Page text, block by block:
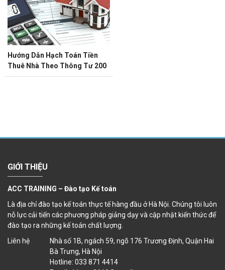
Hướng Dẫn Hạch Toán Tiền
Thuê Nhà Theo Thông Tư 200
GIỚI THIỆU
ACC TRAINING – Đào tạo Kế toán
Là địa chỉ đào tạo kế toán thực tế hàng đầu ở Hà Nội. Chúng tôi luôn
nỗ lực cải tiến các phương pháp giảng dạy và cập nhật kiến thức để
đào tạo ra những kế toán chất lượng.
Liên hệ
Nhà số 1B, ngách 59, ngõ 176 Trương Định, Quận Hai
Bà Trưng, Hà Nội
Hotline: 033 871 4414